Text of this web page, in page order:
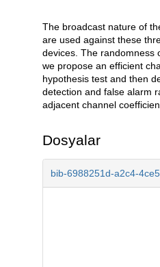
Açıklama
The broadcast nature of
are used against these
devices. The randomness
we propose an efficient
hypothesis test and then
detection and false alarm
adjacent channel
Dosyalar
bib-6988251d-a2c4-